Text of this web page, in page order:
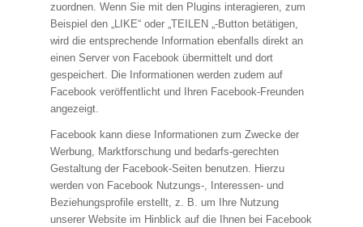
zuordnen. Wenn Sie mit den Plugins interagieren, zum
Beispiel den „LIKE“ oder „TEILEN „-Button betätigen,
wird die entsprechende Information ebenfalls direkt an
einen Server von Facebook übermittelt und dort
gespeichert. Die Informationen werden zudem auf
Facebook veröffentlicht und Ihren Facebook-Freunden
angezeigt.
Facebook kann diese Informationen zum Zwecke der
Werbung, Marktforschung und bedarfs-gerechten
Gestaltung der Facebook-Seiten benutzen. Hierzu
werden von Facebook Nutzungs-, Interessen- und
Beziehungsprofile erstellt, z. B. um Ihre Nutzung
unserer Website im Hinblick auf die Ihnen bei Facebook